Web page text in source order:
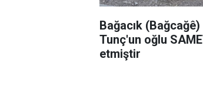
Bağacık
Tunç'un oğlu
etmiştir